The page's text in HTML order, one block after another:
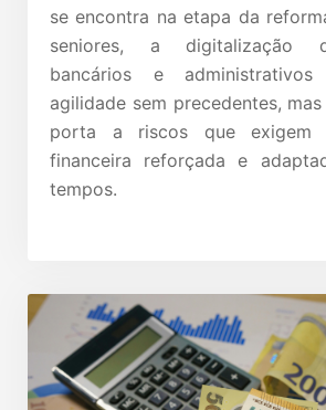
se encontra na etapa da
seniores, a digitalização
bancários e
agilidade sem precedentes,
porta a riscos que exigem
financeira reforçada e
tempos.